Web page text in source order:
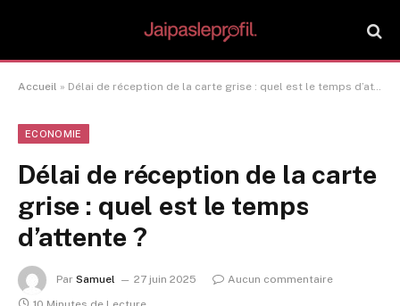
Accueil » Délai de réception de la carte grise : quel est le temps d’attente ?
ECONOMIE
Délai de réception de la carte
grise : quel est le temps
d’attente ?
Par Samuel 27 juin 2025
Aucun commentaire